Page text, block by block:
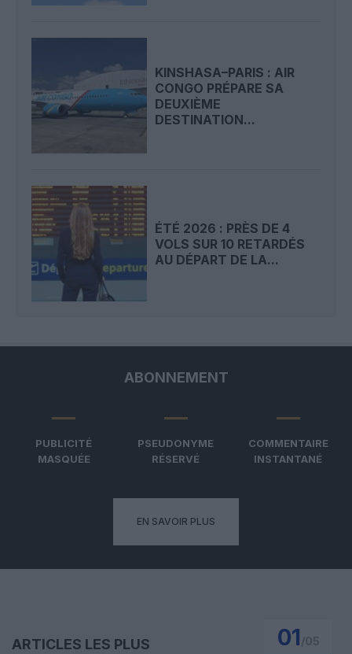
KINSHASA–PARIS : AIR
CONGO PRÉPARE SA
DEUXIÈME
DESTINATION...
ÉTÉ 2026 : PRÈS DE 4
VOLS SUR 10 RETARDÉS
AU DÉPART DE LA...
ABONNEMENT
PUBLICITÉ
MASQUÉE
PSEUDONYME
RÉSERVÉ
COMMENTAIRE
INSTANTANÉ
EN SAVOIR PLUS
ARTICLES LES PLUS
01